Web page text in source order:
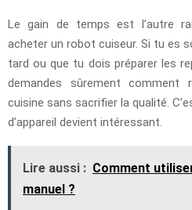
Le gain de temps est l’autre
acheter un robot cuiseur. Si tu es
tard ou que tu dois préparer les
demandes sûrement
cuisine sans sacrifier la qualité.
d’appareil devient intéressant.
Lire aussi : Comment
manuel ?